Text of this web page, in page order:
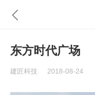
东方时代广场
建匠科技 2018-08-24